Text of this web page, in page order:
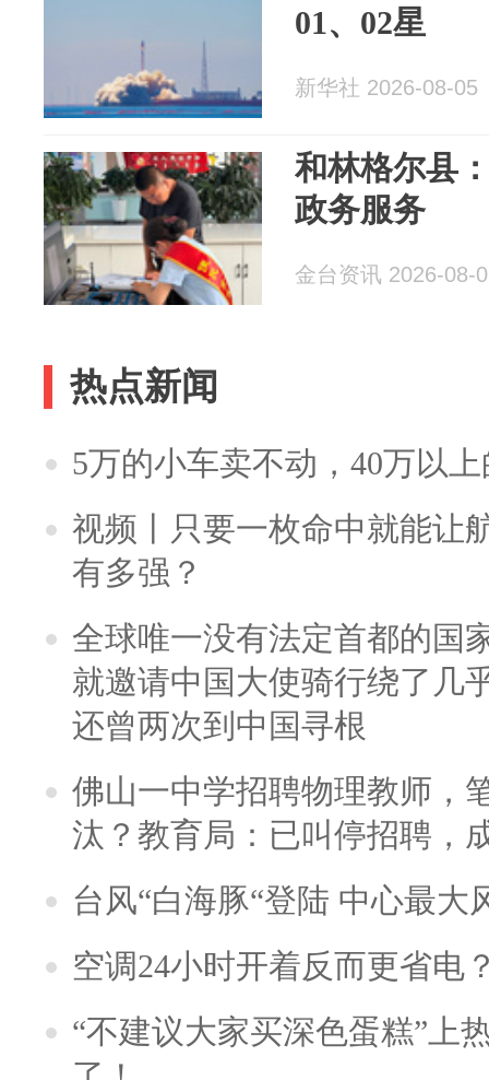
01、02星
新华社 2026-08-05
和林格尔县
政务服务
金台资讯 2026-08-
热点新闻
5万的小车卖不动，40万以
视频丨只要一枚命中就能让
有多强？
全球唯一没有法定首都的国
就邀请中国大使骑行绕了几
还曾两次到中国寻根
佛山一中学招聘物理教师，
汰？教育局：已叫停招聘，
台风“白海豚“登陆 中心最大
空调24小时开着反而更省电
“不建议大家买深色蛋糕”上